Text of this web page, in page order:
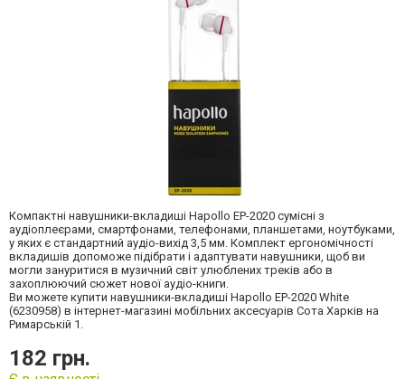
Компактні навушники-вкладиші Hapollo EP-2020 сумісні з
аудіоплеєрами, смартфонами, телефонами, планшетами, ноутбуками,
у яких є стандартний аудіо-вихід 3,5 мм. Комплект ергономічності
вкладишів допоможе підібрати і адаптувати навушники, щоб ви
могли зануритися в музичний світ улюблених треків або в
захоплюючий сюжет нової аудіо-книги.
Ви можете купити навушники-вкладиші Hapollo EP-2020 White
(6230958) в інтернет-магазині мобільних аксесуарів Сота Харків на
Римарській 1.
182 грн.